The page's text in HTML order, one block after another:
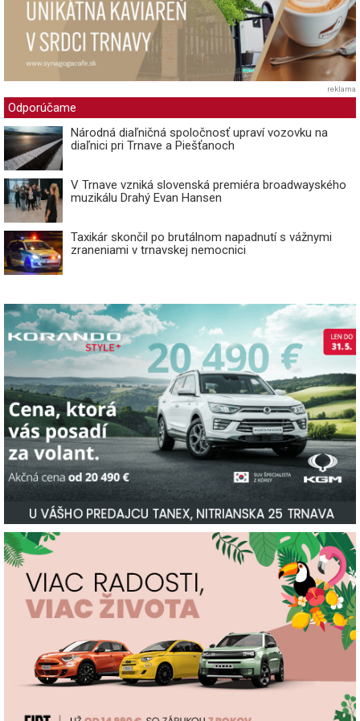
reklama
Odporúčame
Národná diaľničná spoločnosť upraví vozovku na
diaľnici pri Trnave a Piešťanoch
V Trnave vzniká slovenská premiéra broadwayského
muzikálu Drahý Evan Hansen
Taxikár skončil po brutálnom napadnutí s vážnymi
zraneniami v trnavskej nemocnici